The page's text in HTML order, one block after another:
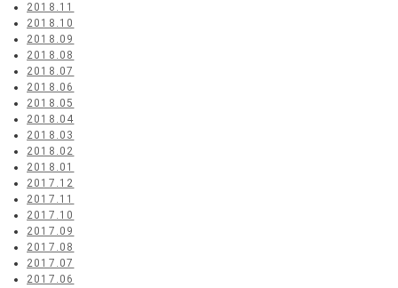
2018.11
2018.10
2018.09
2018.08
2018.07
2018.06
2018.05
2018.04
2018.03
2018.02
2018.01
2017.12
2017.11
2017.10
2017.09
2017.08
2017.07
2017.06